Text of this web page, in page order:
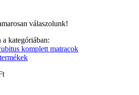
válaszolunk!
kategóriában:
komplett matracok